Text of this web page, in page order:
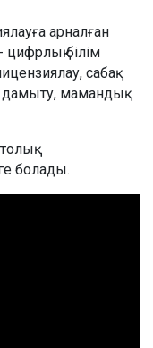
арналған
білім
сабақ
дамыту, мамандық
болады.